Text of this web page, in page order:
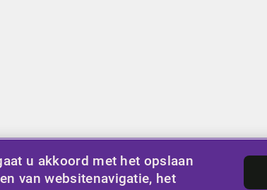
u akkoord met het opslaan
van websitenavigatie, het